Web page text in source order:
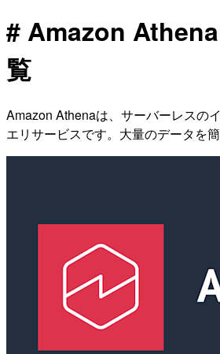
# Amazon
覧
Amazon Athenaは、サーバーレスの
エリサービスです。大量のデータを